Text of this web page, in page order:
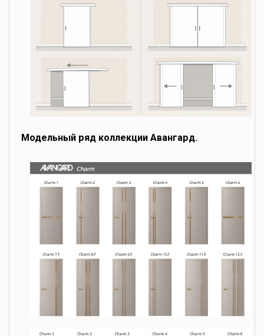
Модельный ряд коллекции Авангард.